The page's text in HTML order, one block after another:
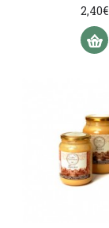
2,40€